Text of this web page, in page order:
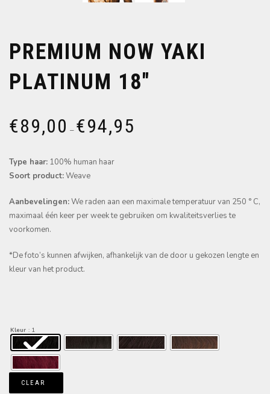
PREMIUM NOW YAKI
PLATINUM 18″
€89,00 – €94,95
Type haar: 100% human haar
Soort product:Weave
Aanbevelingen:We raden aan een maximale temperatuur van 250 ° C,
maximaal één keer per week te gebruiken om kwaliteitsverlies te
voorkomen.
*De foto’s kunnen afwijken, afhankelijk van de door u gekozen lengte en
kleur van het product.
Kleur : 1
CLEAR